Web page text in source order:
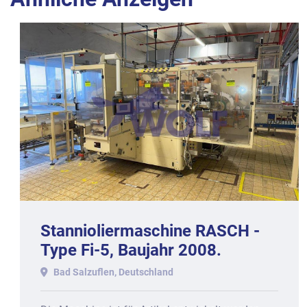
Stannioliermaschine RASCH -
Type Fi-5, Baujahr 2008.
Bad Salzuflen, Deutschland